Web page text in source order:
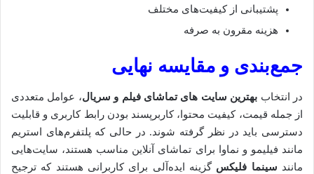
پشتیبانی از کیفیت‌های مختلف
هزینه مقرون به صرفه
جمع‌بندی و مقایسه نهایی
در انتخاب بهترین سایت های تماشای فیلم و سریال، عوامل متعددی
از جمله قیمت، کیفیت محتوا، کاربرپسند بودن رابط کاربری و قابلیت
دسترسی باید در نظر گرفته شوند. در حالی که پلتفرم‌های استریم
مانند فیلیمو و نماوا برای تماشای آنلاین مناسب هستند، سایت‌هایی
مانند سینما فلیکس گزینه ایده‌آلی برای کاربرانی هستند که ترجیح